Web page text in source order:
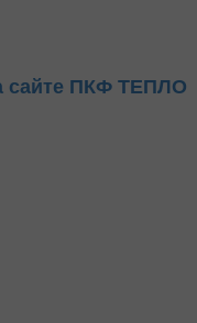
сайте ПКФ ТЕПЛО